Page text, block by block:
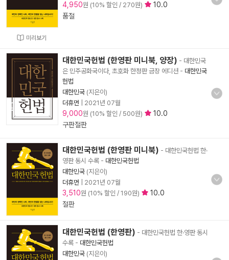
미리보기
4,950원 (10% 할인 / 270원)
10.0
품절
대한민국헌법 (한영판 미니북, 양장) - 대한민국
은 민주공화국이다, 초호화 한정판 금장 에디션 - 대한민국
헌법
대한민국 (지은이)
더휴먼
2021년 07월
9,000원 (10% 할인 / 500원)
10.0
구판절판
대한민국헌법 (한영판 미니북) - 대한민국헌법 한·
영판 동시 수록 - 대한민국헌법
대한민국 (지은이)
더휴먼
2021년 07월
3,510원 (10% 할인 / 190원)
10.0
절판
대한민국헌법 (한영판) - 대한민국헌법 한·영판 동시
수록 - 대한민국헌법
대한민국 (지은이)